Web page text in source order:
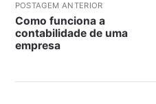
POSTAGEM ANTERIOR
Como funciona a
contabilidade de uma
empresa